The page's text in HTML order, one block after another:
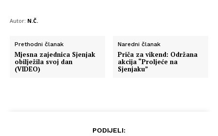
Autor: N.Č.
Prethodni članak
Mjesna zajednica Sjenjak
obilježila svoj dan
(VIDEO)
Naredni članak
Priča za vikend: Održana
akcija “Proljeće na
Sjenjaku”
PODIJELI: